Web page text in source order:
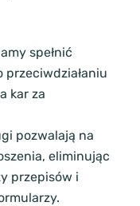
spełnić
kar za
pozwalają na
eliminując
przepisów i